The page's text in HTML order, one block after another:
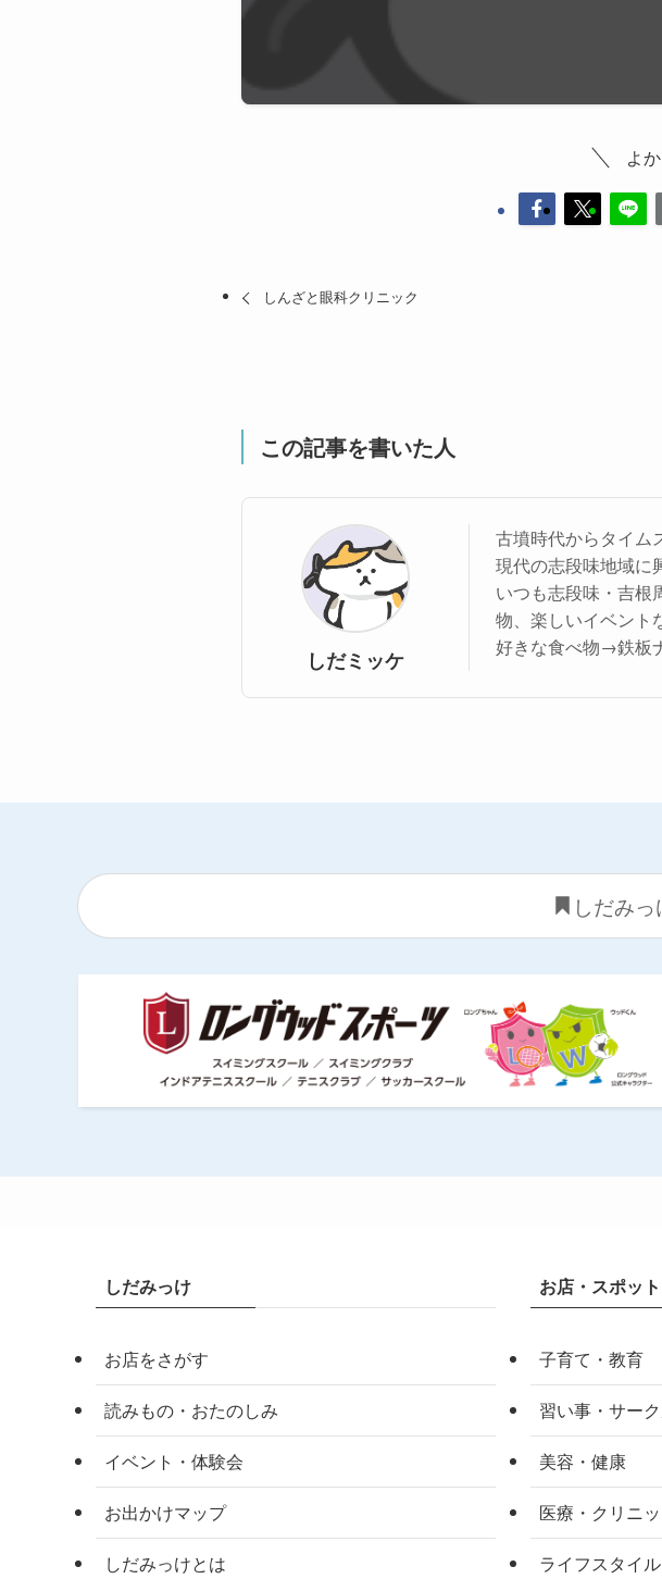
よ
しんざと眼科クリニック
この記事を書いた人
しだミッケ
古墳時代からタイム
現代の志段味地域に
いつも志段味・吉根
物、楽しいイベント
好きな食べ物→鉄板
しだみ
しだみっけ
お店をさがす
読みもの・おたのしみ
イベント・体験会
お出かけマップ
しだみっけとは
お店・スポット
子育て・教育
習い事・サー
美容・健康
医療・クリニ
ライフスタイル